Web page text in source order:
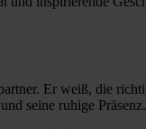
Er weiß, die
seine ruhige